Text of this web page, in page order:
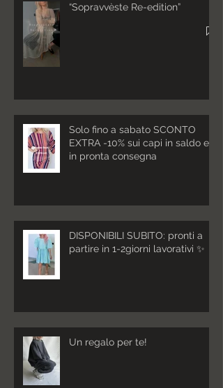
“Sopravvèste Re-edition”
Solo fino a sabato SCONTO
EXTRA -10% sui capi in saldo e
in pronta consegna
DISPONIBILI SUBITO: pronti a
partire in 1-2giorni lavorativi ✨
Un regalo per te!